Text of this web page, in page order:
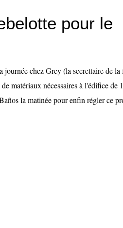
pour le
journée chez Grey (la secrettaire de
matériaux nécessaires à l'édifice de
la matinée pour enfin régler ce